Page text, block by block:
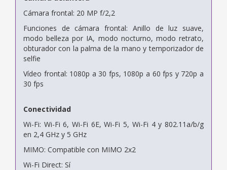
Cámara frontal: 20 MP f/2,2
Funciones de cámara frontal: Anillo de luz suave,
modo belleza por IA, modo nocturno, modo retrato,
obturador con la palma de la mano y temporizador de
selfie
Vídeo frontal: 1080p a 30 fps, 1080p a 60 fps y 720p a
30 fps
Conectividad
Wi-Fi: Wi-Fi 6, Wi-Fi 6E, Wi-Fi 5, Wi-Fi 4 y 802.11a/b/g
en 2,4 GHz y 5 GHz
MIMO: Compatible con MIMO 2x2
Wi-Fi Direct: Sí